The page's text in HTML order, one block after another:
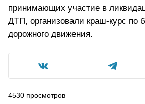
принимающих участие в
ДТП, организовали краш-курс по
дорожного движения.
4530 просмотров